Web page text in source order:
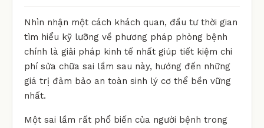
Nhìn nhận một cách khách quan, đầu tư thời gian
tìm hiểu kỹ lưỡng về phương pháp phòng bệnh
chính là giải pháp kinh tế nhất giúp tiết kiệm chi
phí sửa chữa sai lầm sau này, hướng đến những
giá trị đảm bảo an toàn sinh lý cơ thể bền vững
nhất.
Một sai lầm rất phổ biến của người bệnh trong